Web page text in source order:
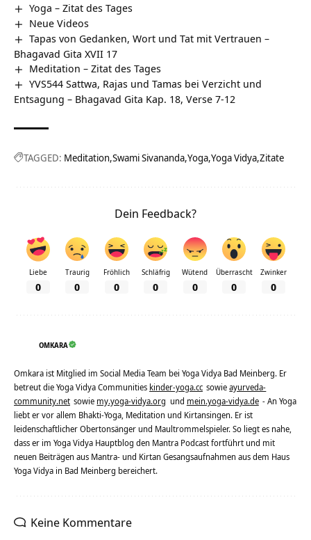
Yoga – Zitat des Tages
Neue Videos
Tapas von Gedanken, Wort und Tat mit Vertrauen –
Bhagavad Gita XVII 17
Meditation – Zitat des Tages
YVS544 Sattwa, Rajas und Tamas bei Verzicht und
Entsagung – Bhagavad Gita Kap. 18, Verse 7-12
TAGGED: Meditation Swami Sivananda Yoga Yoga Vidya Zitate
Dein Feedback?
Liebe
0
Traurig
0
Fröhlich
0
Schläfrig
0
Wütend
0
Überrascht
0
Zwinker
0
OMKARA
Omkara ist Mitglied im Social Media Team bei Yoga Vidya Bad Meinberg. Er
betreut die Yoga Vidya Communities kinder-yoga.cc sowieayurveda-
community.net sowie my.yoga-vidya.org und mein.yoga-vidya.de - An Yoga
liebt er vor allem Bhakti-Yoga, Meditation und Kirtansingen. Er ist
leidenschaftlicher Obertonsänger und Maultrommelspieler. So liegt es nahe,
dass er im Yoga Vidya Hauptblog den Mantra Podcast fortführt und mit
neuen Beiträgen aus Mantra- und Kirtan Gesangsaufnahmen aus dem Haus
Yoga Vidya in Bad Meinberg bereichert.
Keine Kommentare